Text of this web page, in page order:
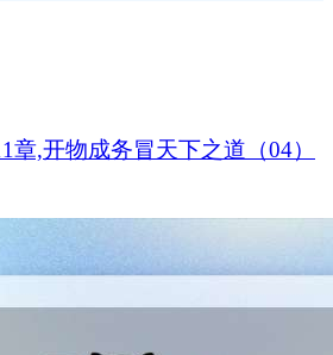
章,开物成务冒天下之道（04）